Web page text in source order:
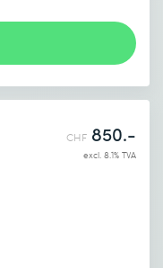
&CHF 850.-
excl. 8.1% TVA